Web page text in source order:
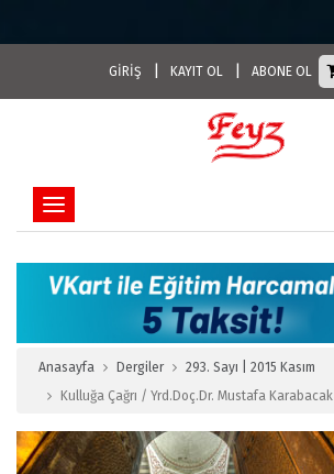
GİRİŞ KAYIT OL ABONE OL
Toggle navigation
Anasayfa Dergiler
293. Sayı | 2015 Kasım
Kulluğa Çağrı / Yrd.Doç.Dr. Mustafa Karabacak